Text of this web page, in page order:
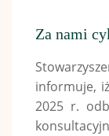
Za nami
informuje,
2025 r.